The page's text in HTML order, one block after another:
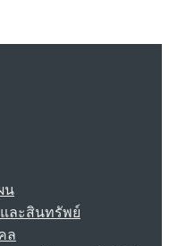
น
ละสินทรัพย์
ล